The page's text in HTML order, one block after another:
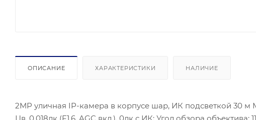
ОПИСАНИЕ ХАРАКТЕРИСТИКИ НАЛИЧИЕ
2MP уличная IP-камера в корпусе шар, ИК подсветкой 30 м